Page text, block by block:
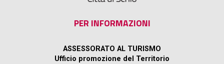
PER INFORMAZIONI
ASSESSORATO AL TURISMO
Ufficio promozione del Territorio